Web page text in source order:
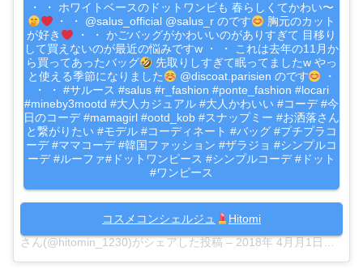
・ ・ ホワイトベースのドットワンピも 春らしくてかわい〜
・ ・ @salus_official @salus_r のです
胸元のカット
が好き
・ ・ かごバッグがかわいいのがありすぎて 目移り
して買えないのが最近の悩みですw ・ ・ これは去年の11月か
ら買ってあったバッグ
先取りしすぎて眠ってましたw やっ
と使える季節になりました
@discoat.parisien のです
・
・ ・ #サルース #salus #r_fashion #ponte_fashion #locari
#mineby3mootd #大人カジュアル #大人かわいい #コーデ #今
日のコーデ #mamagirl #ootd_kob #スナップミー #お洒落さん
と繋がりたい #モデル #コーディネート #バッグ #プチプラコ
ーデ #ママコーデ #韓国ファッション #ザラジョ #シンプルコ
ーデ #ルーファ#ドットワンピース #シンプルコーデ #ドット
#ワンピース
コスメコンシェルジュ
Hitomi
さん(@hitomin_1230)がシェアした投稿 – 2018年 4月月1日午後3時56分PDT